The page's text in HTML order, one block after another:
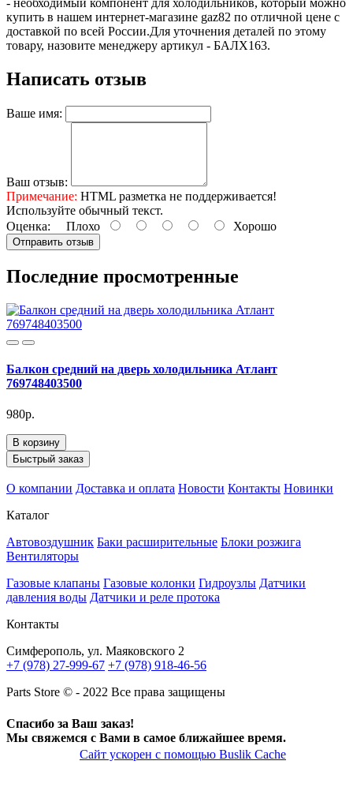
- необходимый компонент для холодильников, который можно
купить в нашем интернет-магазине gaz82 по отличной цене с
доставкой по всей России.Для уточнения деталей по этому
товару, назовите менеджеру артикул - БАЛХ163.
Написать отзыв
Ваше имя:
Ваш отзыв:
Примечание: HTML разметка не поддерживается!
Используйте обычный текст.
Оценка: Плохо Хорошо
Отправить отзыв
Последние просмотренные
Балкон средний на дверь холодильника Атлант
769748403500
980р.
В корзину
Быстрый заказ
О компании Доставка и оплата Новости Контакты Новинки
Каталог
Автовоздушник Баки расширительные Блоки розжига
Вентиляторы
Газовые клапаны Газовые колонки Гидроузлы Датчики
давления воды Датчики и реле протока
Контакты
Симферополь, ул. Маяковского 2
+7 (978) 27-999-67 +7 (978) 918-46-56
Parts Store © - 2022 Все права защищены
Спасибо за Ваш заказ!
Мы свяжемся с Вами в самое ближайшее время.
Сайт ускорен с помощью Buslik Cache